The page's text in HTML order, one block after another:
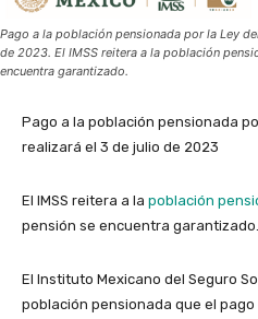
Pago a la población pensionada por la Ley
de 2023. El IMSS reitera a la población
encuentra garantizado.
Pago a la población pensionada
realizará el 3 de julio de 2023
El IMSS reitera a la población
pensión se encuentra garantizado.
El Instituto Mexicano del Seguro
población pensionada que el